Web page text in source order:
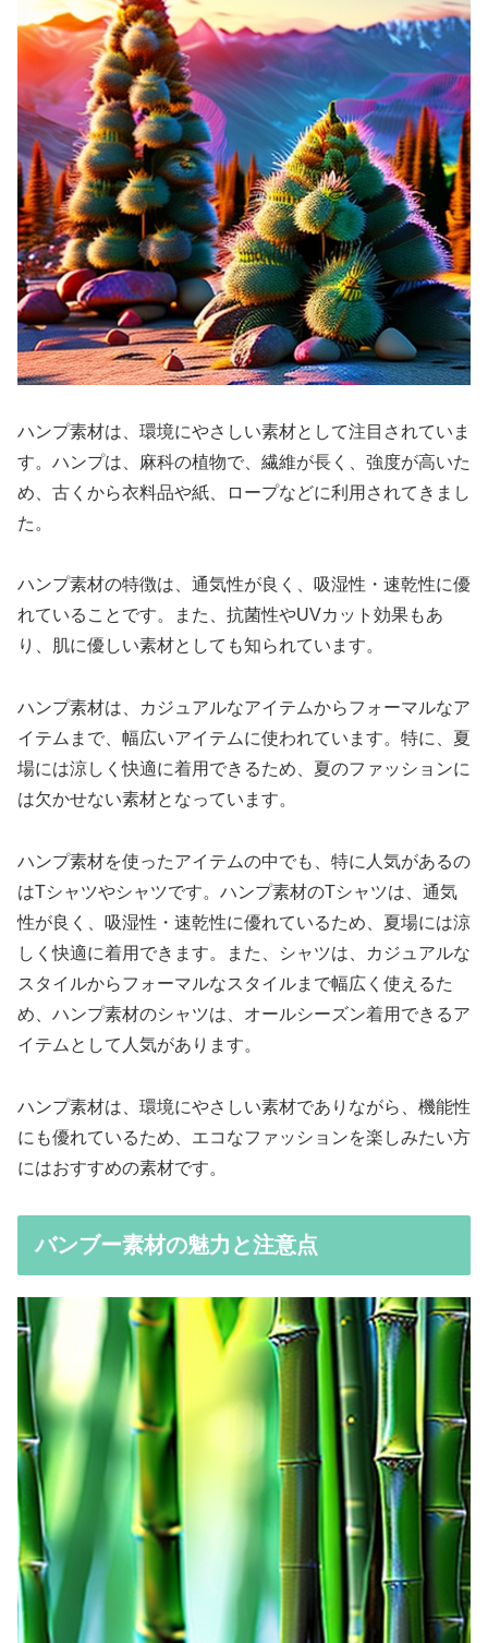
ハンプ素材は、環境にやさしい素材として注目されていま
す。ハンプは、麻科の植物で、繊維が長く、強度が高いた
め、古くから衣料品や紙、ロープなどに利用されてきまし
た。
ハンプ素材の特徴は、通気性が良く、吸湿性・速乾性に優
れていることです。また、抗菌性やUVカット効果もあ
り、肌に優しい素材としても知られています。
ハンプ素材は、カジュアルなアイテムからフォーマルなア
イテムまで、幅広いアイテムに使われています。特に、夏
場には涼しく快適に着用できるため、夏のファッションに
は欠かせない素材となっています。
ハンプ素材を使ったアイテムの中でも、特に人気があるの
はTシャツやシャツです。ハンプ素材のTシャツは、通気
性が良く、吸湿性・速乾性に優れているため、夏場には涼
しく快適に着用できます。また、シャツは、カジュアルな
スタイルからフォーマルなスタイルまで幅広く使えるた
め、ハンプ素材のシャツは、オールシーズン着用できるア
イテムとして人気があります。
ハンプ素材は、環境にやさしい素材でありながら、機能性
にも優れているため、エコなファッションを楽しみたい方
にはおすすめの素材です。
バンブー素材の魅力と注意点